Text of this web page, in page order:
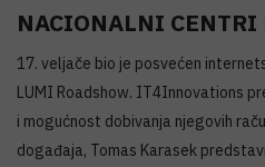
NACIONALNI
17. veljače bio je posvećen
LUMI Roadshow. IT4Innovations
i mogućnost dobivanja njegovih
događaja, Tomas Karasek